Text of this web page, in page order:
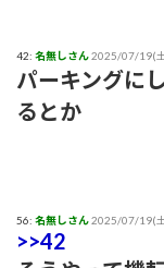
42: 名無しさん2025/07/19(
パーキングに
るとか
56: 名無しさん2025/07/19(
>>42